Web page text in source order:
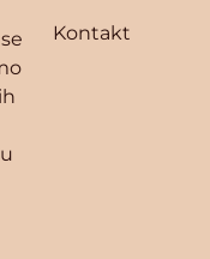
Kontakt